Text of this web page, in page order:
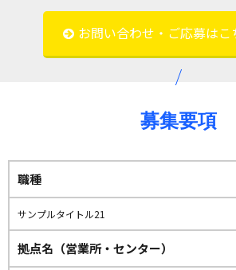
お問い合わせ・ご応募はこ
募集要項
職種
サンプルタイトル21
拠点名（営業所・センター）